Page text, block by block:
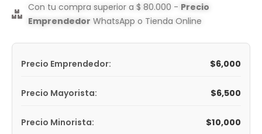
Con tu compra superior a $ 80.000 - Precio
Emprendedor WhatsApp o Tienda Online
Precio Emprendedor: $6,000
Precio Mayorista: $6,500
Precio Minorista: $10,000